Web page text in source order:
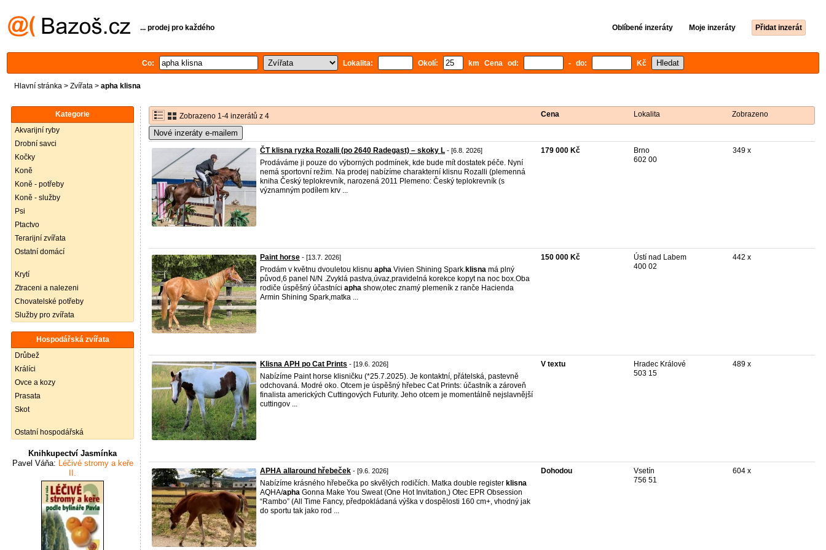
... prodej pro každého Oblíbené inzeráty Moje inzeráty Přidat inzerát
Co: Lokalita: Okolí: km Cena od: - do: Kč
Hlavní stránka > Zvířata > apha klisna
Kategorie
Akvarijní ryby
Drobní savci
Kočky
Koně
Koně - potřeby
Koně - služby
Psi
Ptactvo
Terarijní zvířata
Ostatní domácí
Krytí
Ztraceni a nalezeni
Chovatelské potřeby
Služby pro zvířata
Hospodářská zvířata
Drůbež
Králíci
Ovce a kozy
Prasata
Skot
Ostatní hospodářská
Knihkupectví Jasmínka
Pavel Váňa: Léčivé stromy a keře
II.
Zobrazeno 1-4 inzerátů z 4 Cena Lokalita Zobrazeno
Nové inzeráty e-mailem
ČT klisna ryzka Rozalli (po 2640 Radegast) – skoky L - [6.8. 2026]
Prodáváme ji pouze do výborných podmínek, kde bude mít dostatek péče. Nyní
nemá sportovní režim. Na prodej nabízíme charakterní klisnu Rozalli (plemenná
kniha Český teplokrevník, narozená 2011 Plemeno: Český teplokrevník (s
významným podílem krv ...
179 000 Kč
Brno
602 00
349 x
Paint horse - [13.7. 2026]
Prodám v květnu dvouletou klisnu apha Vivien Shining Spark.klisna má plný
původ,6 panel N/N .Zvyklá pastva,úvaz,pravidelná korekce kopyt na noc box.Oba
rodiče úspěšný účastníci apha show,otec znamý plemeník z ranče Hacienda
Armin Shining Spark,matka ...
150 000 Kč
Ústí nad Labem
400 02
442 x
Klisna APH po Cat Prints - [19.6. 2026]
Nabízíme Paint horse klisničku (*25.7.2025). Je kontaktní, přátelská, pastevně
odchovaná. Modré oko. Otcem je úspěšný hřebec Cat Prints: účastník a zároveň
finalista amerických Cuttingových Futurity. Jeho otcem je momentálně nejslavnější
cuttingov ...
V textu
Hradec Králové
503 15
489 x
APHA allaround hřebeček - [9.6. 2026]
Nabízíme krásného hřebečka po skvělých rodičích. Matka double register klisna
AQHA/apha Gonna Make You Sweat (One Hot Invitation,) Otec EPR Obsession
“Rambo” (All Time Fancy, předpokládaná výška v dospělosti 160 cm+, vhodný jak
do sportu tak jako rod ...
Dohodou
Vsetín
756 51
604 x